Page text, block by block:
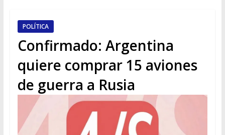
POLÍTICA
Confirmado: Argentina
quiere comprar 15 aviones
de guerra a Rusia